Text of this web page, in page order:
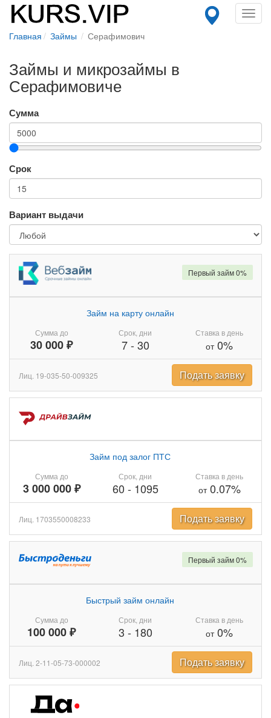
Главная Займы Серафимович
Займы и микрозаймы в
Серафимовиче
Сумма
Срок
Вариант выдачи
Сумма до
30 000 ₽
Займ на карту онлайн
Срок, дни
7- 30
Ставка в день
от0%
Первый займ 0%
Лиц. 19-035-50-009325 Подать заявку
Сумма до
3 000 000 ₽
Займ под залог ПТС
Срок, дни
60 - 1095
Ставка в день
от0.07%
Лиц. 1703550008233 Подать заявку
Сумма до
100 000 ₽
Быстрый займ онлайн
Срок, дни
3 - 180
Ставка в день
от0%
Первый займ 0%
Лиц. 2-11-05-73-000002 Подать заявку